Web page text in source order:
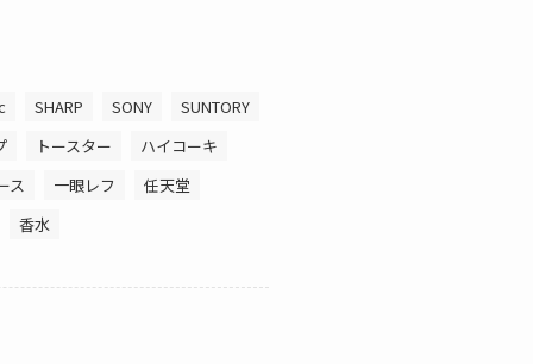
SHARP SONY
SUNTORY
トースター
ハイコーキ
ス
一眼レフ
任天堂
香水